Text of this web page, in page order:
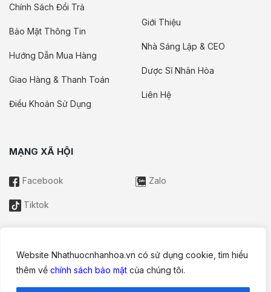
Website Nhathuocnhanhoa.vn có sử dụng cookie, tìm hiểu
thêm về chính sách bảo mật của chúng tôi.
Chính Sách Đổi Trả
Bảo Mật Thông Tin
Hướng Dẫn Mua Hàng
Giao Hàng & Thanh Toán
Điều Khoản Sử Dụng
Giới Thiệu
Nhà Sáng Lập & CEO
Dược Sĩ Nhân Hòa
Liên Hệ
MẠNG XÃ HỘI
Facebook Zalo
Tiktok
Thông tin trên website này chỉ mang tính chất nội bộ tham khảo;